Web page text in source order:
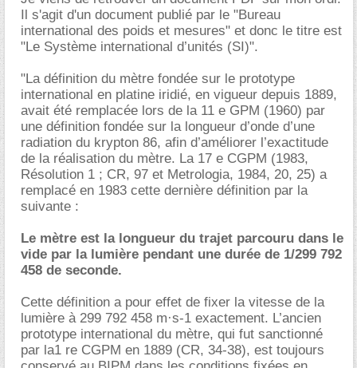
Il s'agit d'un document publié par le "Bureau
international des poids et mesures" et donc le titre est
"Le Système international d’unités (SI)".
"La définition du mètre fondée sur le prototype
international en platine iridié, en vigueur depuis 1889,
avait été remplacée lors de la 11 e GPM (1960) par
une définition fondée sur la longueur d’onde d’une
radiation du krypton 86, afin d’améliorer l’exactitude
de la réalisation du mètre. La 17 e CGPM (1983,
Résolution 1 ; CR, 97 et Metrologia, 1984, 20, 25) a
remplacé en 1983 cette dernière définition par la
suivante :
Le mètre est la longueur du trajet parcouru dans le
vide par la lumière pendant une durée de 1/299 792
458 de seconde.
Cette définition a pour effet de fixer la vitesse de la
lumière à 299 792 458 m·s-1 exactement. L’ancien
prototype international du mètre, qui fut sanctionné
par la1 re CGPM en 1889 (CR, 34-38), est toujours